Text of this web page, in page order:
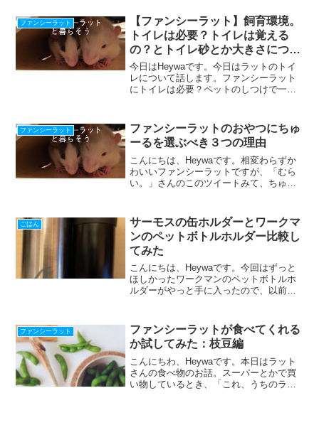
重要なのはおやつをあげすぎないように
した方が良いというこ...
ファンシーラット
【ファンシーラット】飼育環境。
トイレは必要？トイレは覚える
の？とトイレ砂とか大きさについ
て
今日はHeywaです。今日はラットのトイ
レについて話します。ファンシーラット
にトイレは必要？ペットのしつけで一番
で使ってくれるのか？」と悩みました。
さてラットのトイレの...
ファンシーラット
ファンシーラットのおやつにちゅ
ーるを選ぶべき３つの理由
こんにちは、Heywaです。相変わらずか
わいいファンシーラットですが、「むら
い。」さんのこのツイートみて、ちゅー
オ ちゅーる 総合栄養食 まぐろ(14g*4本
入*6コセ...
ごはん
サーモスの缶ホルダーとワークマ
ンのペットボトルホルダー比較し
てみた
こんにちは、Heywaです。今回はずっと
ほしかったワークマンのペットボトルホ
ルダーがやっと手に入ったので、以前紹
ーを買おうと思っている方の参考になれ
ば幸いです。ワークマ...
ファンシーラット
ファンシーラットが食べてくれる
か試してみた：枝豆編
こんにちわ、Heywaです。本日はラット
さんの食べ物のお話。スーパーとかで買
い物しているとき、「これ、うちのラッ